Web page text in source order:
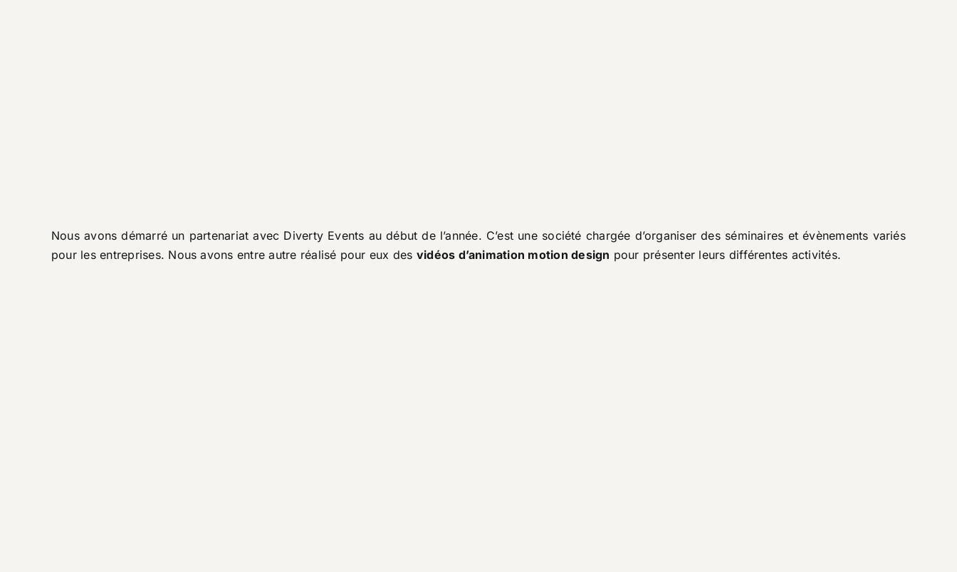
Nous avons démarré un partenariat avec Diverty Events au début de l’année. C’est une société chargée d’organiser des séminaires et évènements variés
pour les entreprises. Nous avons entre autre réalisé pour eux des vidéos d’animation motion design pour présenter leurs différentes activités.